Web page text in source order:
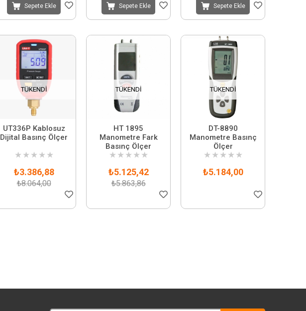
Sepete Ekle Sepete Ekle Sepete Ekle
TÜKENDI
UT336P Kablosuz
Dijital Basınç Ölçer
★ ★ ★ ★ ★
₺3.386,88
₺8.064,00
TÜKENDI
HT 1895
Manometre Fark
Basınç Ölçer
★ ★ ★ ★ ★
₺5.125,42
₺5.863,86
TÜKENDI
DT-8890
Manometre Basınç
Ölçer
★ ★ ★ ★ ★
₺5.184,00